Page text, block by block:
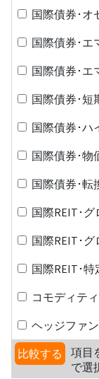
国際債券･オ
国際債券･エ
国際債券･エ
国際債券･短
国際債券･ハ
国際債券･物
国際債券･転
国際REIT･
国際REIT･
国際REIT･特
コモディティ
ヘッジファ
比較する
項目
で選